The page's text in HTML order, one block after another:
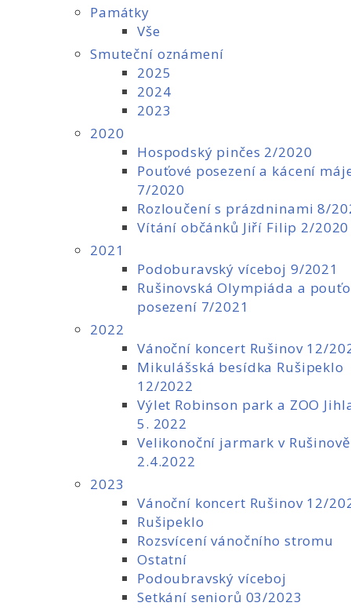
Památky
Vše
Smuteční oznámení
2025
2024
2023
2020
Hospodský pinčes 2/2020
Pouťové posezení a kácení
7/2020
Rozloučení s prázdninami 8/
Vítání občánků Jiří Filip 2/2020
2021
Podoburavský víceboj 9/2021
Rušinovská Olympiáda a
posezení 7/2021
2022
Vánoční koncert Rušinov 12/
Mikulášská besídka Rušipeklo
12/2022
Výlet Robinson park a ZOO
5. 2022
Velikonoční jarmark v
2.4.2022
2023
Vánoční koncert Rušinov 12/
Rušipeklo
Rozsvícení vánočního stromu
Ostatní
Podoubravský víceboj
Setkání seniorů 03/2023